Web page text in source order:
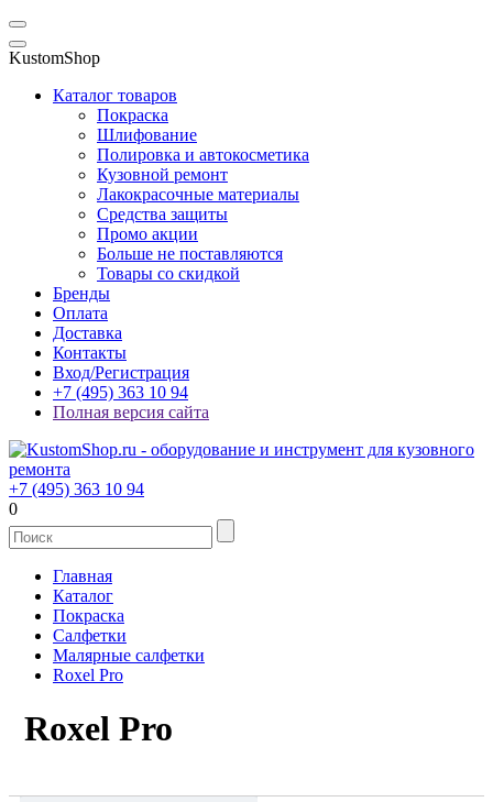
KustomShop
Каталог товаров
Покраска
Шлифование
Полировка и автокосметика
Кузовной ремонт
Лакокрасочные материалы
Средства защиты
Промо акции
Больше не поставляются
Товары со скидкой
Бренды
Оплата
Доставка
Контакты
Вход/Регистрация
+7 (495) 363 10 94
Полная версия сайта
+7 (495) 363 10 94
0
Главная
Каталог
Покраска
Салфетки
Малярные салфетки
Roxel Pro
Roxel Pro